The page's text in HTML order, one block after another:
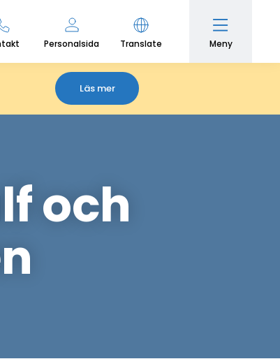
Personalsida Translate Meny
Läs mer
och